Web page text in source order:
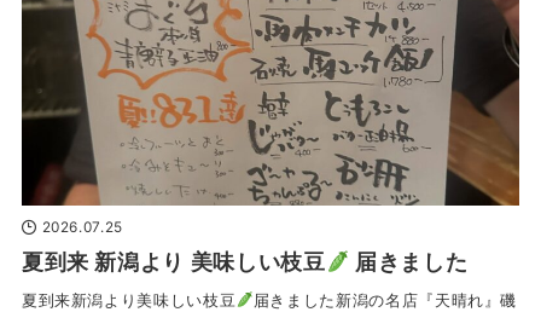
2026.07.25
夏到来 新潟より 美味しい枝豆 届きました
夏到来新潟より美味しい枝豆
届きました新潟の名店『天晴れ』磯